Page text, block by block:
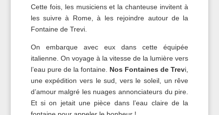
Cette fois, les musiciens et la chanteuse invitent à
les suivre à Rome, à les rejoindre autour de la
Fontaine de Trevi.
On embarque avec eux dans cette équipée
italienne. On voyage à la vitesse de la lumière vers
l’eau pure de la fontaine. Nos Fontaines de Trevi,
une expédition vers le sud, vers le soleil, un rêve
d’amour malgré les nuages annonciateurs du pire.
Et si on jetait une pièce dans l’eau claire de la